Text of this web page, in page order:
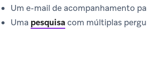
Um e-mail de acompanhamento
Uma pesquisacom múltiplas